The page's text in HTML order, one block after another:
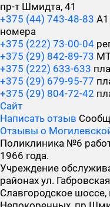
пр-т Шмидта, 41
+375 (44) 743-48-83 А1
номера
+375 (222) 73-00-04
+375 (29) 842-89-73
+375 (222) 633-633
+375 (29) 679-95-77
+375 (29) 804-72-42
Сайт
Написать отзыв
Отзывы о
Поликлиника №6
1966 года.
Учреждение
районах ул.
Славгородское